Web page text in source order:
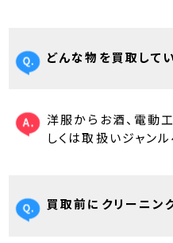
どんな物を買取して
洋服からお酒、電動
しくは取扱いジャン
買取前にクリーニン